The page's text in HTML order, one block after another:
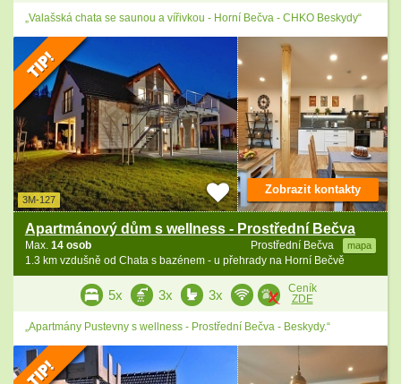
„Valašská chata se saunou a vířivkou - Horní Bečva - CHKO Beskydy“
3M-127
Apartmánový dům s wellness - Prostřední Bečva
Prostřední Bečva mapa
Max. 14 osob
1.3 km vzdušně od Chata s bazénem - u přehrady na Horní Bečvě
Zobrazit kontakty
5x 3x 3x
Ceník
ZDE
„Apartmány Pustevny s wellness - Prostřední Bečva - Beskydy.“